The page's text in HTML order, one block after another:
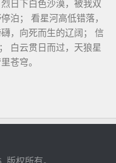
日下白色沙漠，被我双
泊； 看星河高低错落，
，向死而生的辽阔； 信
白云贯日而过，天狼星
苍穹。